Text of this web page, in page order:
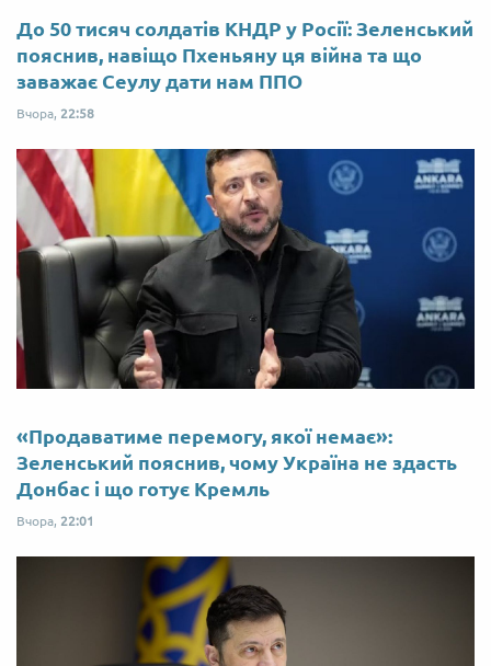
До 50 тисяч солдатів КНДР у Росії: Зеленський
пояснив, навіщо Пхеньяну ця війна та що
заважає Сеулу дати нам ППО
Вчора, 22:58
«Продаватиме перемогу, якої немає»:
Зеленський пояснив, чому Україна не здасть
Донбас і що готує Кремль
Вчора, 22:01